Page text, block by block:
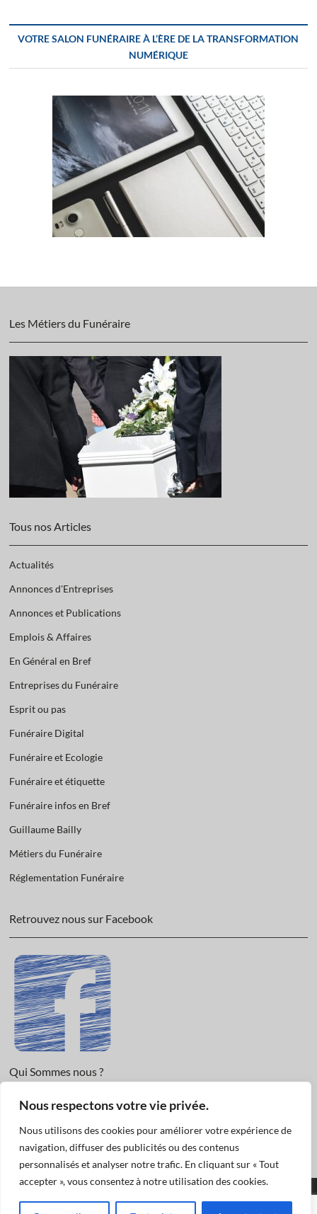
Nous respectons votre vie privée.
Nous utilisons des cookies pour améliorer votre expérience de
navigation, diffuser des publicités ou des contenus
personnalisés et analyser notre trafic. En cliquant sur « Tout
accepter », vous consentez à notre utilisation des cookies.
VOTRE SALON FUNÉRAIRE À L’ÈRE DE LA TRANSFORMATION
NUMÉRIQUE
Les Métiers du Funéraire
Tous nos Articles
Actualités
Annonces d'Entreprises
Annonces et Publications
Emplois & Affaires
En Général en Bref
Entreprises du Funéraire
Esprit ou pas
Funéraire Digital
Funéraire et Ecologie
Funéraire et étiquette
Funéraire infos en Bref
Guillaume Bailly
Métiers du Funéraire
Réglementation Funéraire
Retrouvez nous sur Facebook
Qui Sommes nous ?
Informations légales et Protection des données.
Nous Contacter